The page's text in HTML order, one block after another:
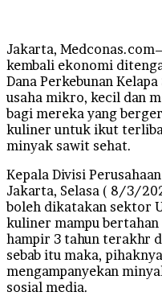
Jakarta,
kembali ekonomi
Dana Perkebunan
usaha mikro, kecil dan
bagi mereka yang
kuliner untuk ikut
minyak sawit sehat.
Kepala Divisi
Jakarta, Selasa ( 8/3/
boleh dikatakan sektor
kuliner mampu
hampir 3 tahun terakhr
sebab itu maka,
mengampanyekan
sosial media.